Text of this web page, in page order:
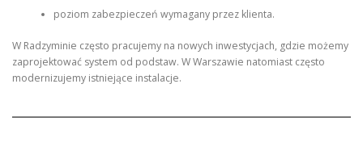
poziom zabezpieczeń wymagany przez klienta.
W Radzyminie często pracujemy na nowych inwestycjach, gdzie możemy
zaprojektować system od podstaw. W Warszawie natomiast często
modernizujemy istniejące instalacje.